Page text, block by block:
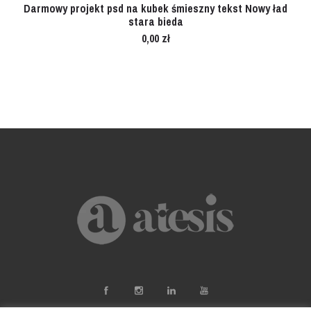
Darmowy projekt psd na kubek śmieszny tekst Nowy ład
stara bieda
0,00 zł